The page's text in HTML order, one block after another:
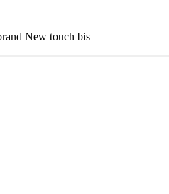
New touch bis